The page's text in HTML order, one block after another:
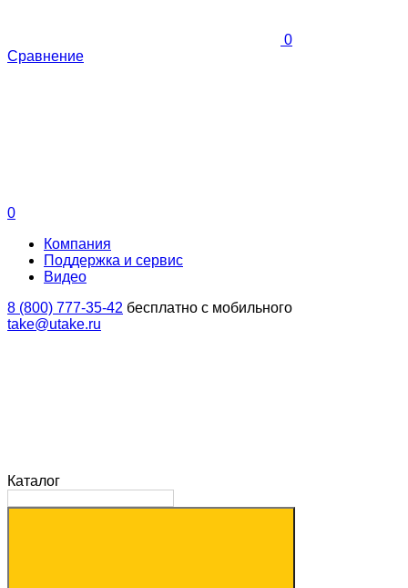
0
Сравнение
0
Компания
Поддержка и сервис
Видео
8 (800) 777-35-42 бесплатно с мобильного
take@utake.ru
Каталог